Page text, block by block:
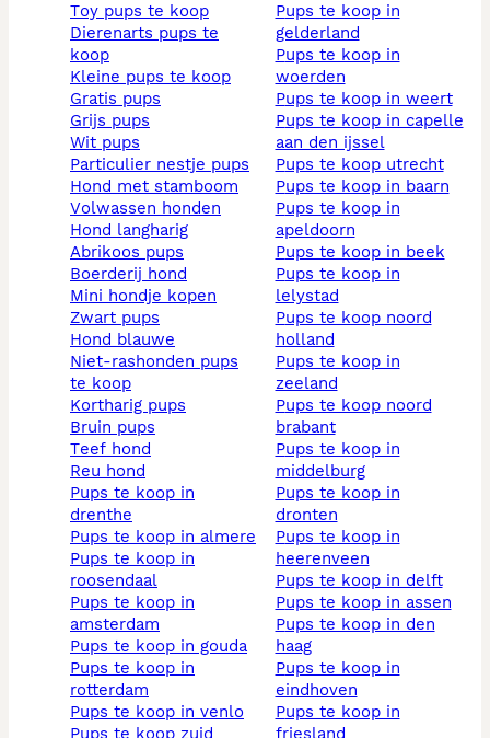
toy pups te koop
dierenarts pups te
koop
kleine pups te koop
gratis pups
grijs pups
wit pups
particulier nestje pups
hond met stamboom
volwassen honden
hond langharig
abrikoos pups
boerderij hond
mini hondje kopen
zwart pups
hond blauwe
niet-rashonden pups
te koop
kortharig pups
bruin pups
teef hond
reu hond
pups te koop in
drenthe
pups te koop in almere
pups te koop in
roosendaal
pups te koop in
amsterdam
pups te koop in gouda
pups te koop in
rotterdam
pups te koop in venlo
pups te koop zuid
pups te koop in
gelderland
pups te koop in
woerden
pups te koop in weert
pups te koop in capelle
aan den ijssel
pups te koop utrecht
pups te koop in baarn
pups te koop in
apeldoorn
pups te koop in beek
pups te koop in
lelystad
pups te koop noord
holland
pups te koop in
zeeland
pups te koop noord
brabant
pups te koop in
middelburg
pups te koop in
dronten
pups te koop in
heerenveen
pups te koop in delft
pups te koop in assen
pups te koop in den
haag
pups te koop in
eindhoven
pups te koop in
friesland